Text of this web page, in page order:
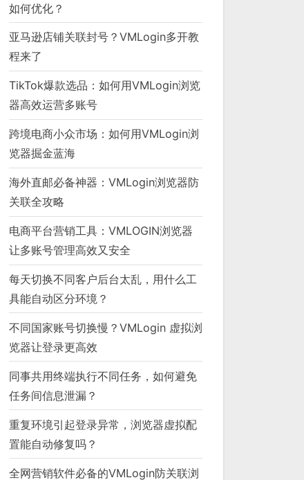
如何优化？
亚马逊店铺关联封号？VMLogin多开教
程来了
TikTok爆款选品：如何用VMLogin浏览
器高效运营多账号
跨境电商小众市场：如何用VMLogin浏
览器掘金蓝海
海外直邮必备神器：VMLogin浏览器防
关联全攻略
电商平台营销工具：VMLOGIN浏览器
让多账号管理高效又安全
每天切换不同客户后台太乱，用什么工
具能自动区分环境？
不同国家账号切换慢？VMLogin 虚拟浏
览器让登录更高效
同事共用终端执行不同任务，如何避免
任务间信息泄漏？
重复环境引起登录异常，浏览器虚拟配
置能自动修复吗？
全网营销软件必备的VMLogin防关联浏